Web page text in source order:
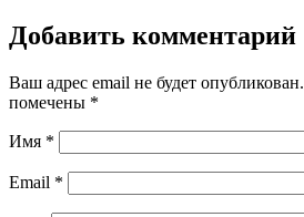
Добавить комментарий
Ваш адрес email не будет опубликован.
помечены *
Имя *
Email *